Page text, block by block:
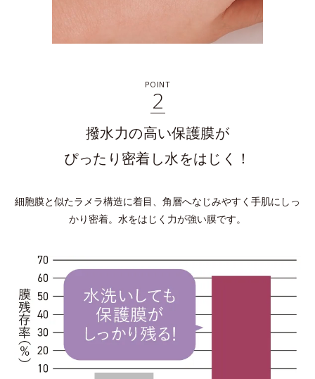
POINT
2
撥水力の高い保護膜が
ぴったり密着し水をはじく！
細胞膜と似たラメラ構造に着目、角層へなじみやすく手肌にしっ
かり密着。水をはじく力が強い膜です。